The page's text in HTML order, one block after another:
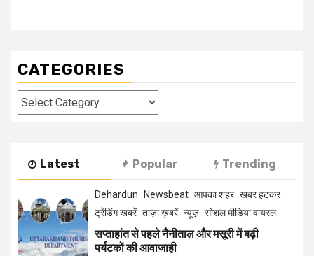
CATEGORIES
Categories
Latest Popular Trending
Dehardun Newsbeat आपका शहर खबर हटकर
ट्रेंडिंग खबरें ताज़ा ख़बरें न्यूज़ सोशल मीडिया वायरल
सप्ताहांत से पहले नैनीताल और मसूरी में बढ़ी
पर्यटकों की आवाजाही